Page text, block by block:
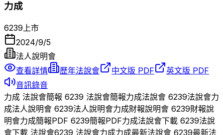
力成
6239上市
2024/9/5
法人說明會
查看詳情
歷年法說會 中文版 PDF
英文版 PDF
音訊錄音
力成 法說會簡報 6239 法說會簡報力成法說會 6239法說會力
成法人說明會 6239法人說明會力成財報說明會 6239財報說
明會力成簡報PDF 6239簡報PDF力成法說會下載 6239法說
會下載 法說會6239 法說會力成力成最新法說會 6239最新法